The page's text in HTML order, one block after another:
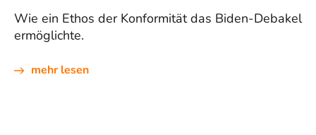
Wie ein Ethos der Konformität das Biden-Debakel
ermöglichte.
mehr lesen